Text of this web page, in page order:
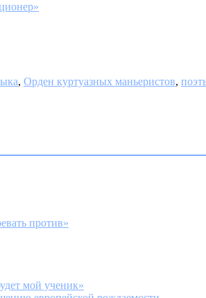
, Орден куртуазных маньеристов,
против»
мой ученик»